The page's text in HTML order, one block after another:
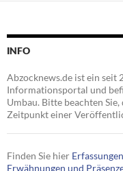
INFO
Abzocknews.de ist ein seit
Informationsportal und
Umbau. Bitte beachten
Zeitpunkt einer
Finden Sie hier Erfassungen
Erwähnungen und